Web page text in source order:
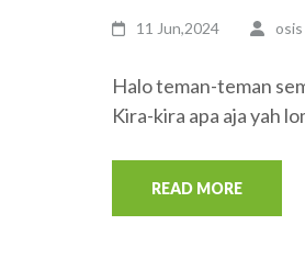
11 Jun,2024
Halo teman-teman
Kira-kira apa aja yah
READ MORE